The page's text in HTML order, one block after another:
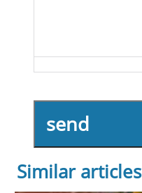
send
Similar articles